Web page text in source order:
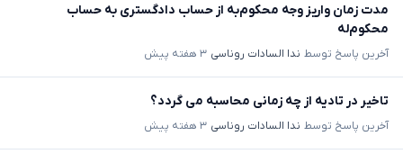
مدت زمان واریز وجه محکوم‌به از حساب دادگستری به حساب
محکوم‌له
آخرین پاسخ توسط ندا السادات روناسی ۳ هفته پیش
تاخیر در تادیه از چه زمانی محاسبه می گردد؟
آخرین پاسخ توسط ندا السادات روناسی ۳ هفته پیش